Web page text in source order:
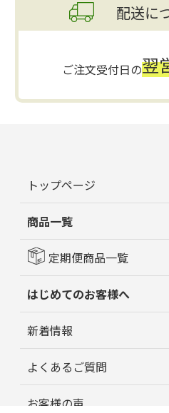
配送に
ご注文受付日の翌
トップページ
商品一覧
定期便商品一覧
はじめてのお客様へ
新着情報
よくあるご質問
お客様の声